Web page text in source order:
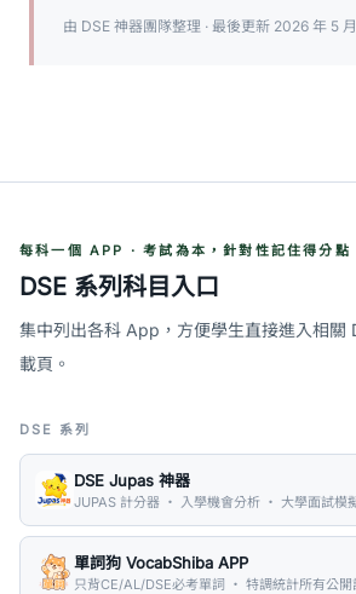
由 DSE 神器團隊整理 · 最後更新 2026 年 5 月
每科一個 APP · 考試為本，針對性記住得分點
DSE 系列科目入口
集中列出各科 App，方便學生直接進入相關
載頁。
DSE 系列
DSE Jupas 神器
JUPAS 計分器 ・ 入學機會分析 ・ 大學面試模
單詞狗 VocabShiba APP
只背CE/AL/DSE必考單詞 ・ 特調統計所有公開